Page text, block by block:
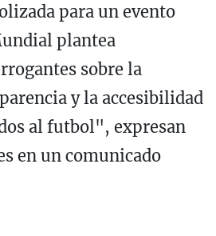
para un evento
plantea
sobre la
y la accesibilidad
al futbol", expresan
en un comunicado